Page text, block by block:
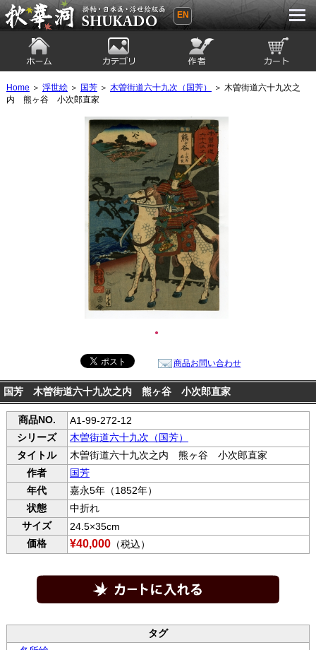
秋華洞 SHUKADO 掛軸・日本画・浮世
EN
Home ＞ 浮世絵＞ 国芳＞ 木曽街道六十九次（国芳）
＞ 木曽街道六十九次之
内 熊ヶ谷 小次郎直家
●
商品お問い合わせ
国芳 木曽街道六十九次之内 熊ヶ谷 小次郎直家
商品NO.
A1-99-272-12
シリーズ
木曽街道六十九次（国芳）
タイトル
木曽街道六十九次之内 熊ヶ谷 小次郎直家
作者
国芳
年代
嘉永5年（1852年）
状態
中折れ
サイズ
24.5×35cm
価格
¥40,000（税込）
タグ